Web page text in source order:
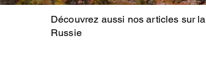
Découvrez aussi nos articles sur la
Russie